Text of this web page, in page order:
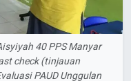
40 PPS Manyar
check (tinjauan
PAUD Unggulan